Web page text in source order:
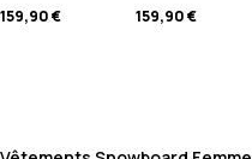
159,90 €
159,90 €